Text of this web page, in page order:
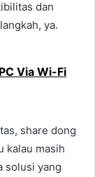
dan
ya.
Via Wi-Fi
share dong
kalau masih
solusi yang